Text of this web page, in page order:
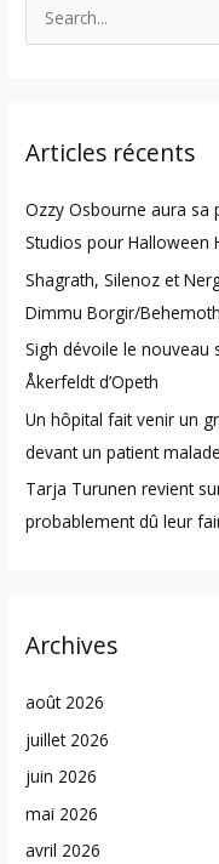
c
f
o
r
:
Articles récents
Ozzy Osbourne aura sa
Studios pour Halloween
Shagrath, Silenoz et
Dimmu Borgir/
Sigh dévoile le nouveau
Åkerfeldt d’Opeth
Un hôpital fait venir un
devant un patient malade
Tarja Turunen revient
probablement dû leur
Archives
août 2026
juillet 2026
juin 2026
mai 2026
avril 2026